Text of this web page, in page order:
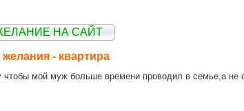
НА САЙТ
- квартира
муж больше времени проводил в семье,а не с